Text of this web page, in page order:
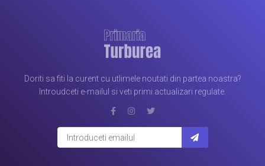
Doriti sa fiti la curent cu utlimele noutati din partea noastra?
Introudceti e-mailul si veti primi actualizari regulate.